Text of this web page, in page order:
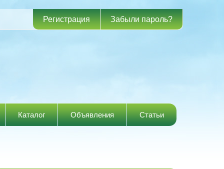
Регистрация Забыли пароль?
Каталог Объявления Статьи